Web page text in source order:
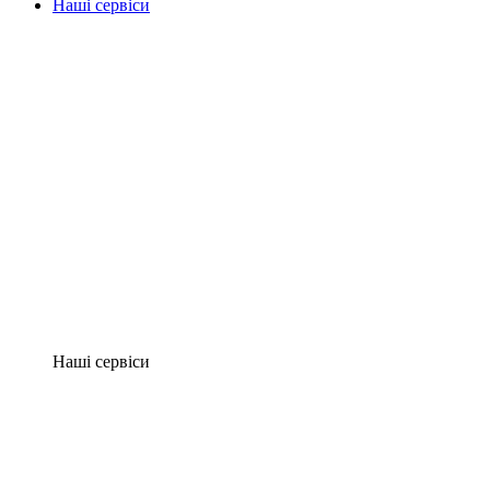
Наші сервіси
Наші сервіси